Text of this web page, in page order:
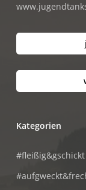
Kategorien
#fleißig&gschickt